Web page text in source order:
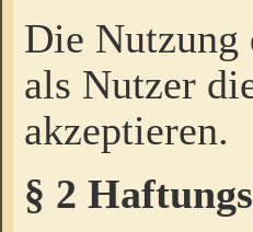
Die Nutzung
als Nutzer
akzeptieren.
§ 2